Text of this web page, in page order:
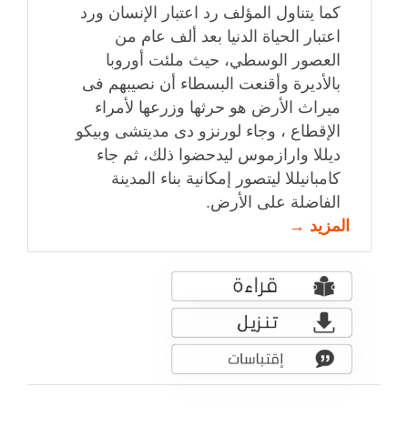
كما يتناول المؤلف رد اعتبار الإنسان ورد
اعتبار الحياة الدنيا بعد ألف عام من
العصور الوسطي، حيث ملئت أوروبا
بالأديرة وأقنعت البسطاء أن نصيبهم فى
ميراث الأرض هو حرثها وزرعها لأمراء
الإقطاع ، وجاء لورنزو دى مديتشى وبيكو
ديللا وارازموس ليدحضوا ذلك، ثم جاء
كامبانيللا ليتصور إمكانية بناء المدينة
الفاضلة على الأرض.
المزيد →